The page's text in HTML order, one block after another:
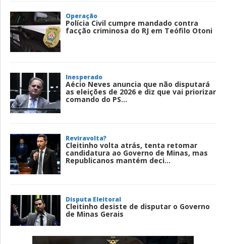
Operação
Polícia Civil cumpre mandado contra
facção criminosa do RJ em Teófilo Otoni
Inesperado
Aécio Neves anuncia que não disputará
as eleições de 2026 e diz que vai priorizar
comando do PS...
Reviravolta?
Cleitinho volta atrás, tenta retomar
candidatura ao Governo de Minas, mas
Republicanos mantém deci...
Disputa Eleitoral
Cleitinho desiste de disputar o Governo
de Minas Gerais